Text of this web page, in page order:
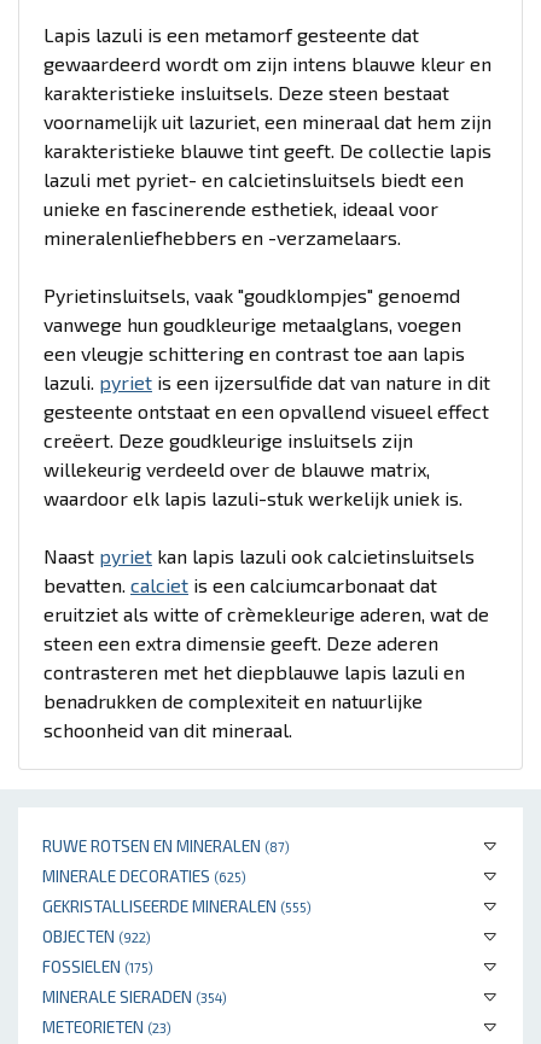
RUWE ROTSEN EN MINERALEN (87)
MINERALE DECORATIES (625)
GEKRISTALLISEERDE MINERALEN (555)
OBJECTEN (922)
FOSSIELEN (175)
MINERALE SIERADEN (354)
METEORIETEN (23)
Lapis lazuli is een metamorf gesteente dat
gewaardeerd wordt om zijn intens blauwe kleur en
karakteristieke insluitsels. Deze steen bestaat
voornamelijk uit lazuriet, een mineraal dat hem zijn
karakteristieke blauwe tint geeft. De collectie lapis
lazuli met pyriet- en calcietinsluitsels biedt een
unieke en fascinerende esthetiek, ideaal voor
mineralenliefhebbers en -verzamelaars.
Pyrietinsluitsels, vaak "goudklompjes" genoemd
vanwege hun goudkleurige metaalglans, voegen
een vleugje schittering en contrast toe aan lapis
lazuli. pyriet is een ijzersulfide dat van nature in dit
gesteente ontstaat en een opvallend visueel effect
creëert. Deze goudkleurige insluitsels zijn
willekeurig verdeeld over de blauwe matrix,
waardoor elk lapis lazuli-stuk werkelijk uniek is.
Naast pyriet kan lapis lazuli ook calcietinsluitsels
bevatten. calciet is een calciumcarbonaat dat
eruitziet als witte of crèmekleurige aderen, wat de
steen een extra dimensie geeft. Deze aderen
contrasteren met het diepblauwe lapis lazuli en
benadrukken de complexiteit en natuurlijke
schoonheid van dit mineraal.